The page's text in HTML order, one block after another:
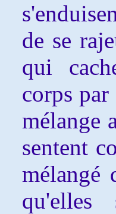
de se
qui
corps
mélange
sentent
mélangé